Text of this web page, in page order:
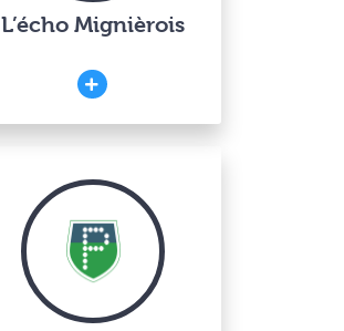
L’écho Mignièrois